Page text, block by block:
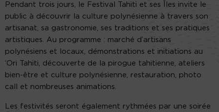
Pendant trois jours, le Festival Tahiti et ses Îles invite le
public à découvrir la culture polynésienne à travers son
artisanat, sa gastronomie, ses traditions et ses pratiques
artistiques. Au programme : marché d’artisans
polynésiens et locaux, démonstrations et initiations au
‘Ori Tahiti, découverte de la pirogue tahitienne, ateliers
bien-être et culture polynésienne, restauration, photo
call et nombreuses animations.
Les festivités seront également rythmées par une soirée